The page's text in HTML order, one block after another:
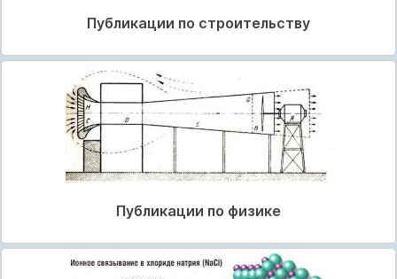
Публикации по строительству
Публикации по физике